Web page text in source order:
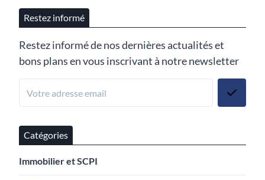
Restez informé
Restez informé de nos dernières actualités et
bons plans en vous inscrivant à notre newsletter
Catégories
Immobilier et SCPI